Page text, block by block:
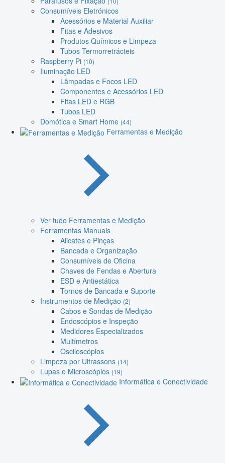
Consumíveis Eletrónicos
Acessórios e Material Auxiliar
Fitas e Adesivos
Produtos Químicos e Limpeza
Tubos Termorretrácteis
Raspberry Pi (10)
Iluminação LED
Lâmpadas e Focos LED
Componentes e Acessórios LED
Fitas LED e RGB
Tubos LED
Domótica e Smart Home (44)
Ferramentas e Medição
Ver tudo Ferramentas e Medição
Ferramentas Manuais
Alicates e Pinças
Bancada e Organização
Consumíveis de Oficina
Chaves de Fendas e Abertura
ESD e Antiestática
Tornos de Bancada e Suporte
Instrumentos de Medição (2)
Cabos e Sondas de Medição
Endoscópios e Inspeção
Medidores Especializados
Multímetros
Osciloscópios
Limpeza por Ultrassons (14)
Lupas e Microscópios (19)
Informática e Conectividade